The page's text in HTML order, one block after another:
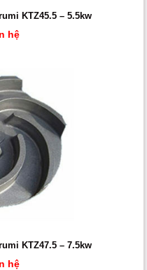
KTZ45.5 – 5.5kw
hệ
KTZ47.5 – 7.5kw
hệ